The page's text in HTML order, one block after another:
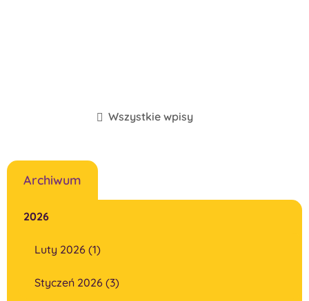
Wszystkie wpisy
Archiwum
2026
Luty 2026 (1)
Styczeń 2026 (3)